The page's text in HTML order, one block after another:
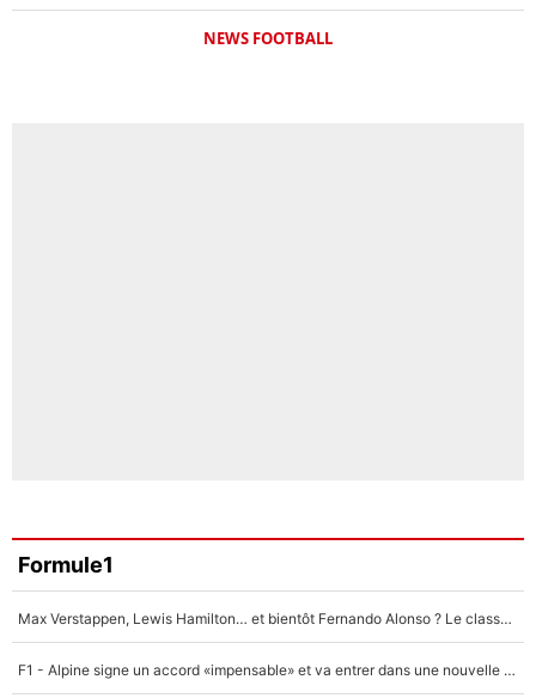
NEWS FOOTBALL
Formule1
Max Verstappen, Lewis Hamilton… et bientôt Fernando Alonso ? Le classement des pilotes les mieux payés en Formule 1 risque de changer !
F1 - Alpine signe un accord «impensable» et va entrer dans une nouvelle dimension : Grande nouvelle pour Pierre Gasly !